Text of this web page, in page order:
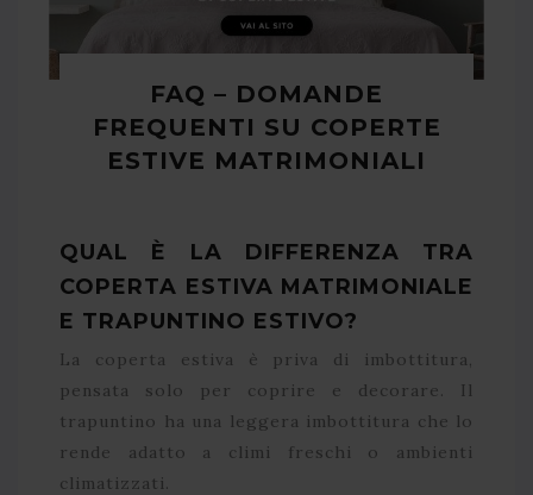
FAQ – DOMANDE
FREQUENTI SU COPERTE
ESTIVE MATRIMONIALI
QUAL È LA DIFFERENZA TRA
COPERTA ESTIVA MATRIMONIALE
E TRAPUNTINO ESTIVO?
La coperta estiva è priva di imbottitura,
pensata solo per coprire e decorare. Il
trapuntino ha una leggera imbottitura che lo
rende adatto a climi freschi o ambienti
climatizzati.